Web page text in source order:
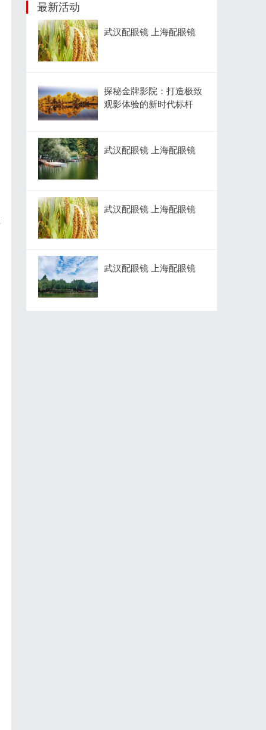
最新活动
武汉配眼镜 上海配眼镜
探秘金牌影院：打造极致
观影体验的新时代标杆
武汉配眼镜 上海配眼镜
武汉配眼镜 上海配眼镜
武汉配眼镜 上海配眼镜